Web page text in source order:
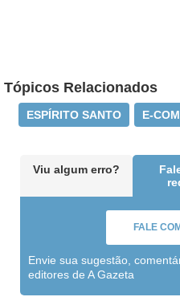
Tópicos Relacionados
ESPÍRITO SANTO E-
Viu algum erro?
FALE
Envie sua sugestão,
editores de A Gazeta